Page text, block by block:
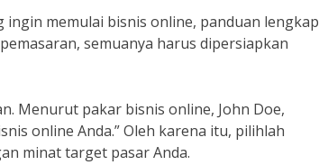
memulai bisnis online, panduan lengkap
semuanya harus dipersiapkan
Menurut pakar bisnis online, John Doe,
online Anda.” Oleh karena itu, pilihlah
minat target pasar Anda.